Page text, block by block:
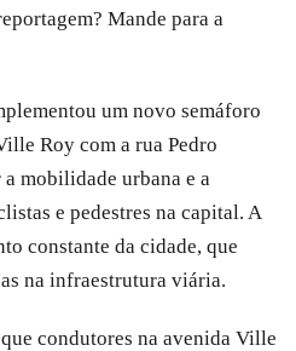
Mande para a
um novo semáforo
Roy com a rua Pedro
mobilidade urbana e a
e pedestres na capital. A
constante da cidade, que
na infraestrutura viária.
condutores na avenida Ville